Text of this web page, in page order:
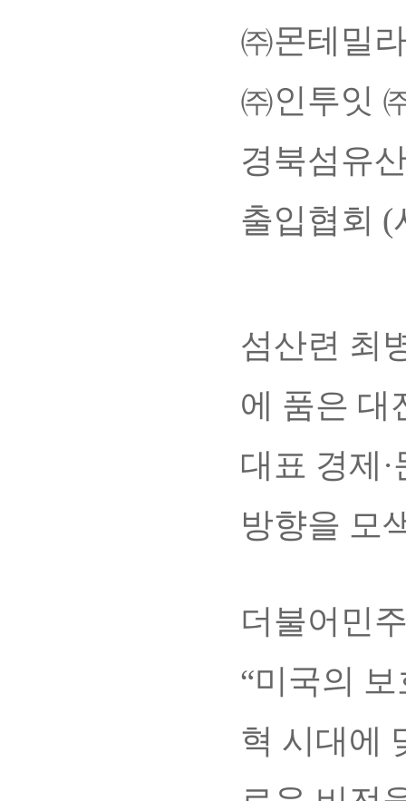
㈜몬테밀
㈜인투잇
경북섬유
출입협회
섬산련 최
에 품은 대
대표 경제
방향을 모
더불어민
“미국의
혁 시대에